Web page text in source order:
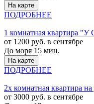
На карте
ПОДРОБНЕЕ
1 комнатная квартира "У
от 1200 руб. в сентябре
До моря 15 мин.
На карте
ПОДРОБНЕЕ
2х комнатная квартира
от 3000 руб. в сентябре